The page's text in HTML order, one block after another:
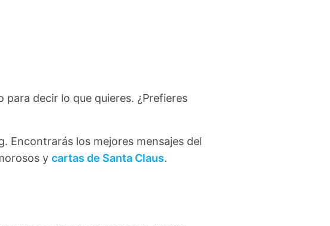
decir lo que quieres. ¿Prefieres
Encontrarás los mejores mensajes del
y cartas de Santa Claus.